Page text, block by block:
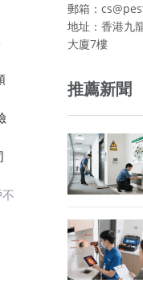
不
郵箱：
地址：香港九
大廈7樓
推薦新聞